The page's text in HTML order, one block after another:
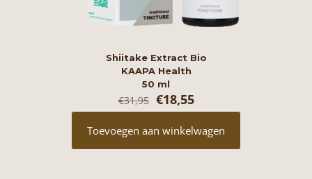
Shiitake Extract Bio
KAAPA Health
50 ml
€31,95 Oorspronkelijke
prijs
was:
€31,95.
€18,55Huidige
prijs
€18,55.
Toevoegen aan winkelwagen